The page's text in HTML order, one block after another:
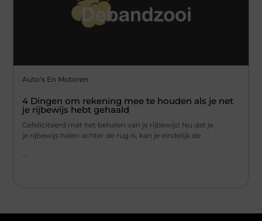
Auto's En Motoren
4 Dingen om rekening mee te houden als je net
je rijbewijs hebt gehaald
Gefeliciteerd met het behalen van je rijbewijs! Nu dat je
je rijbewijs halen achter de rug is, kan je eindelijk de
...